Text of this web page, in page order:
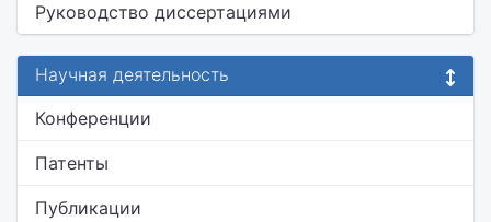
Руководство диссертациями
Научная деятельность
Конференции
Патенты
Публикации